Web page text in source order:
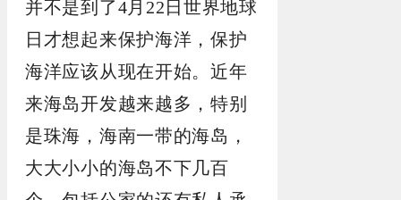
并不是到了4月22日世界地球
日才想起来保护海洋，保护
海洋应该从现在开始。近年
来海岛开发越来越多，特别
是珠海，海南一带的海岛，
大大小小的海岛不下几百